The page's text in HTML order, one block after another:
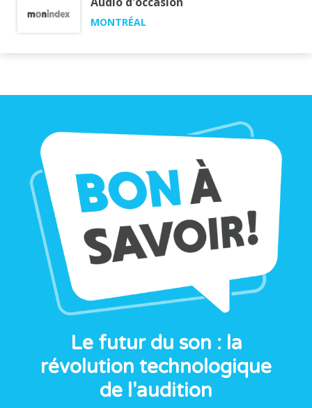
MONTRÉAL
Le futur du son : la
révolution technologique
de l'audition